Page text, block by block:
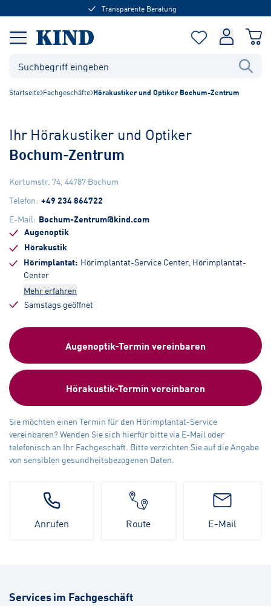
Transparente Beratung
Startseite Fachgeschäfte Hörakustiker und Optiker Bochum-Zentrum
Ihr Hörakustiker und Optiker
Bochum-Zentrum
Kortumstr. 74, 44787 Bochum
Telefon: +49 234 864722
E-Mail: Bochum-Zentrum@kind.com
Augenoptik
Hörakustik
Hörimplantat Hörimplantat-Service Center, Hörimplantat-
Center
Mehr erfahren
Samstags geöffnet
Augenoptik-Termin vereinbaren
Hörakustik-Termin vereinbaren
Sie möchten einen Termin für den Hörimplantat-Service
vereinbaren? Wenden Sie sich hierfür bitte via E-Mail oder
telefonisch an Ihr Fachgeschäft. Bitte verzichten Sie auf die Angabe
von sensiblen gesundheitsbezogenen Daten.
Anrufen Route E-Mail
Services im Fachgeschäft